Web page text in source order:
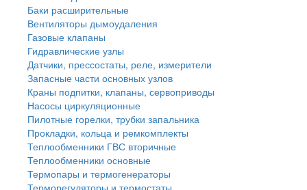
Баки расширительные
Вентиляторы дымоудаления
Газовые клапаны
Гидравлические узлы
Датчики, прессостаты, реле, измерители
Запасные части основных узлов
Краны подпитки, клапаны, сервоприводы
Насосы циркуляционные
Пилотные горелки, трубки запальника
Прокладки, кольца и ремкомплекты
Теплообменники ГВС вторичные
Теплообменники основные
Термопары и термогенераторы
Терморегуляторы и термостаты